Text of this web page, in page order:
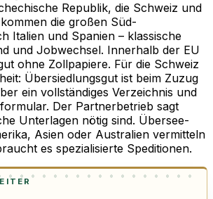
Republik, die Schweiz und
die großen Süd-
Italien und Spanien – klassische
und Jobwechsel. Innerhalb der EU
ohne Zollpapiere. Für die Schweiz
Übersiedlungsgut ist beim Zuzug
ein vollständiges Verzeichnis und
Der Partnerbetrieb sagt
Unterlagen nötig sind. Übersee-
Asien oder Australien vermitteln
es spezialisierte Speditionen.